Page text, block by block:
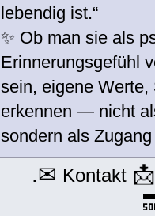
lebendig ist.“
✨ Ob man sie als
Erinnerungsgefühl
sein, eigene
erkennen — nicht
sondern als
.✉ Kontakt